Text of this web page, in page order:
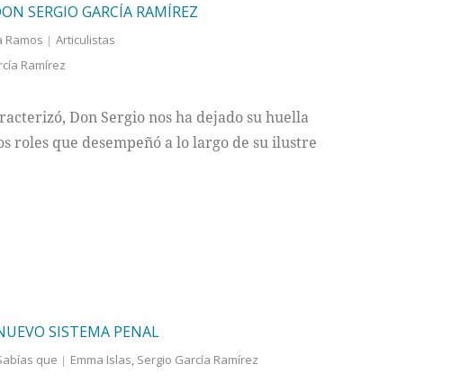
SERGIO GARCÍA RAMÍREZ
Ramos
Articulistas
Ramírez
Don Sergio nos ha dejado su huella
roles que desempeñó a lo largo de su ilustre
SISTEMA PENAL
que Emma Islas, Sergio García Ramírez